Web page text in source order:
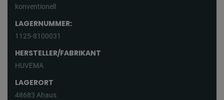
konventionell
LAGERNUMMER:
1125-8100031
HERSTELLER/FABRIKANT
HUVEMA
LAGERORT
48683 Ahaus